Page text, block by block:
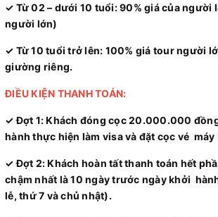
✓ Từ 02 – dưới 10 tuổi: 90% giá của người
người lớn)
✓ Từ 10 tuổi trở lên: 100% giá tour người
giường riêng.
ĐIỀU KIỆN THANH TOÁN:
✓ Đợt 1: Khách đóng cọc 20.000.000
hành thực hiện làm visa và đặt cọc vé máy
✓ Đợt 2: Khách hoàn tất thanh toán hết
chậm nhất là 10 ngày trước ngày khởi
lễ, thứ 7 và chủ nhật).